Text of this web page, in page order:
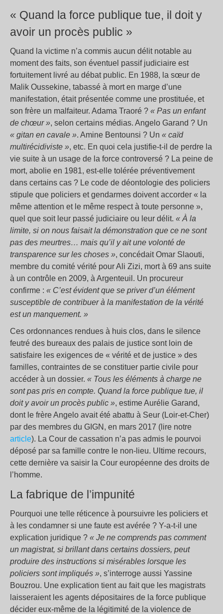
« Quand la force publique tue, il doit y
avoir un procès public »
Quand la victime n’a commis aucun délit notable au
moment des faits, son éventuel passif judiciaire est
fortuitement livré au débat public. En 1988, la sœur de
Malik Oussekine, tabassé à mort en marge d’une
manifestation, était présentée comme une prostituée, et
son frère un malfaiteur. Adama Traoré ? « Pas un enfant
de chœur », selon certains médias. Angelo Garand ? Un
« gitan en cavale ». Amine Bentounsi ? Un « caïd
multirécidiviste », etc. En quoi cela justifie-t-il de perdre la
vie suite à un usage de la force controversé ? La peine de
mort, abolie en 1981, est-elle tolérée préventivement
dans certains cas ? Le code de déontologie des policiers
stipule que policiers et gendarmes doivent accorder « la
même attention et le même respect à toute personne »,
quel que soit leur passé judiciaire ou leur délit. « À la
limite, si on nous faisait la démonstration que ce ne sont
pas des meurtres… mais qu’il y ait une volonté de
transparence sur les choses », concédait Omar Slaouti,
membre du comité vérité pour Ali Zizi, mort à 69 ans suite
à un contrôle en 2009, à Argenteuil. Un procureur
confirme : « C’est évident que se priver d’un élément
susceptible de contribuer à la manifestation de la vérité
est un manquement. »
Ces ordonnances rendues à huis clos, dans le silence
feutré des bureaux des palais de justice sont loin de
satisfaire les exigences de « vérité et de justice » des
familles, contraintes de se constituer partie civile pour
accéder à un dossier. « Tous les éléments à charge ne
sont pas pris en compte. Quand la force publique tue, il
doit y avoir un procès public », estime Aurélie Garand,
dont le frère Angelo avait été abattu à Seur (Loir-et-Cher)
par des membres du GIGN, en mars 2017 (lire notre
article). La Cour de cassation n’a pas admis le pourvoi
déposé par sa famille contre le non-lieu. Ultime recours,
cette dernière va saisir la Cour européenne des droits de
l’homme.
La fabrique de l’impunité
Pourquoi une telle réticence à poursuivre les policiers et
à les condamner si une faute est avérée ? Y-a-t-il une
explication juridique ? « Je ne comprends pas comment
un magistrat, si brillant dans certains dossiers, peut
produire des instructions si misérables lorsque les
policiers sont impliqués », s’interroge aussi Yassine
Bouzrou. Une explication tient au fait que les magistrats
laisseraient les agents dépositaires de la force publique
décider eux-même de la légitimité de la violence de